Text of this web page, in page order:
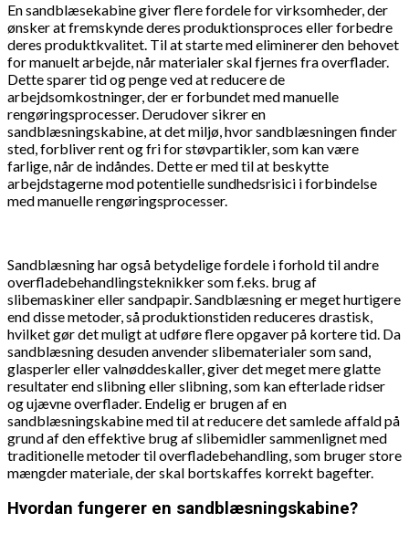
En sandblæsekabine giver flere fordele for virksomheder, der
ønsker at fremskynde deres produktionsproces eller forbedre
deres produktkvalitet. Til at starte med eliminerer den behovet
for manuelt arbejde, når materialer skal fjernes fra overflader.
Dette sparer tid og penge ved at reducere de
arbejdsomkostninger, der er forbundet med manuelle
rengøringsprocesser. Derudover sikrer en
sandblæsningskabine, at det miljø, hvor sandblæsningen finder
sted, forbliver rent og fri for støvpartikler, som kan være
farlige, når de indåndes. Dette er med til at beskytte
arbejdstagerne mod potentielle sundhedsrisici i forbindelse
med manuelle rengøringsprocesser.
Sandblæsning har også betydelige fordele i forhold til andre
overfladebehandlingsteknikker som f.eks. brug af
slibemaskiner eller sandpapir. Sandblæsning er meget hurtigere
end disse metoder, så produktionstiden reduceres drastisk,
hvilket gør det muligt at udføre flere opgaver på kortere tid. Da
sandblæsning desuden anvender slibematerialer som sand,
glasperler eller valnøddeskaller, giver det meget mere glatte
resultater end slibning eller slibning, som kan efterlade ridser
og ujævne overflader. Endelig er brugen af en
sandblæsningskabine med til at reducere det samlede affald på
grund af den effektive brug af slibemidler sammenlignet med
traditionelle metoder til overfladebehandling, som bruger store
mængder materiale, der skal bortskaffes korrekt bagefter.
Hvordan fungerer en sandblæsningskabine?